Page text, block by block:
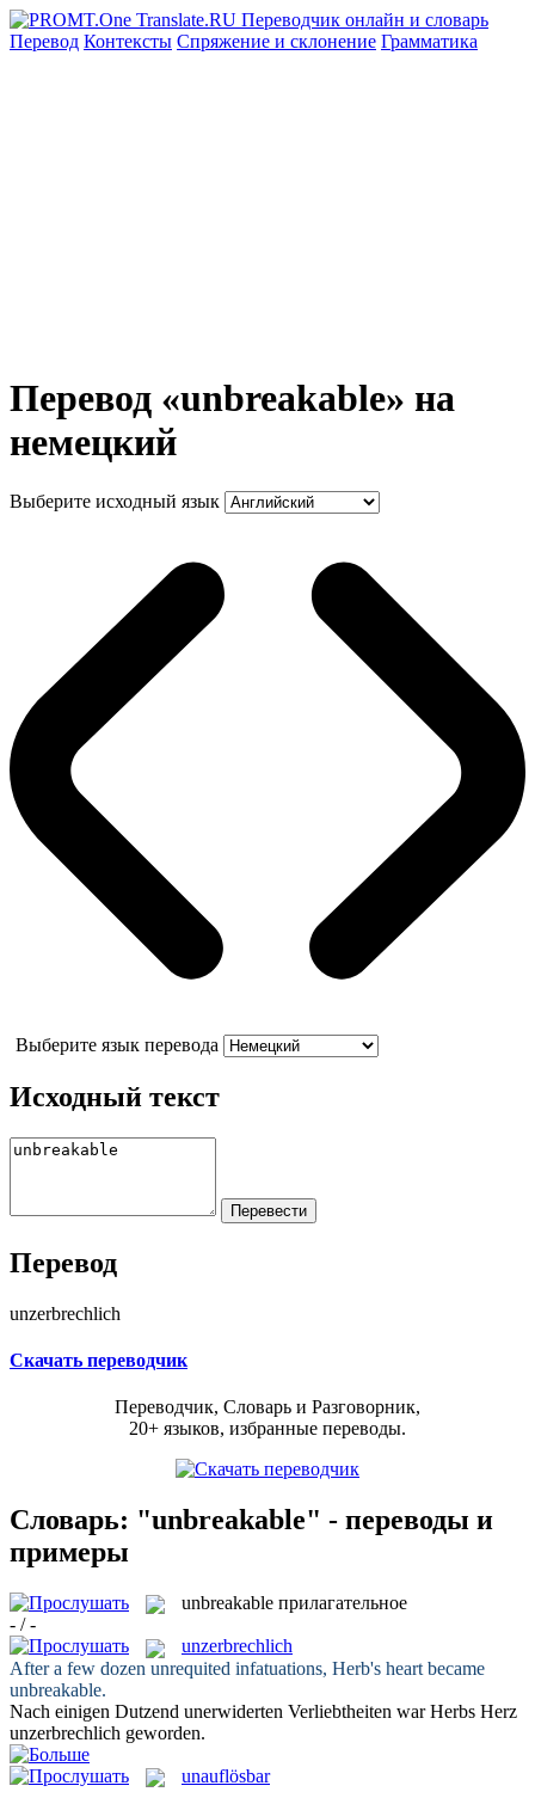
Перевод Контексты Спряжение и склонение Грамматика
Перевод «unbreakable» на
немецкий
Выберите исходный язык
Выберите язык перевода
Исходный текст
Перевод
unzerbrechlich
Скачать переводчик
Переводчик, Словарь и Разговорник,
20+ языков, избранные переводы.
Словарь: "unbreakable" - переводы и
примеры
unbreakable прилагательное
- / -
unzerbrechlich
After a few dozen unrequited infatuations, Herb's heart became
unbreakable.
Nach einigen Dutzend unerwiderten Verliebtheiten war Herbs Herz
unzerbrechlich geworden.
unauflösbar